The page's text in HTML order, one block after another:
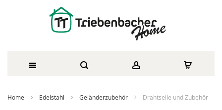
Home Edelstahl Geländerzubehör Drahtseile und Zubehör